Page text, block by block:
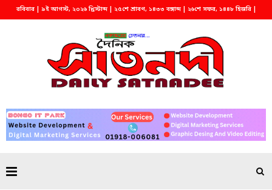
রবিবার | ৯ই আগস্ট, ২০২৬ খ্রিস্টাব্দ | ২৫শে শ্রাবণ, ১৪৩৩ বঙ্গাব্দ | ২৬শে সফর, ১৪৪৮ হিজরি |